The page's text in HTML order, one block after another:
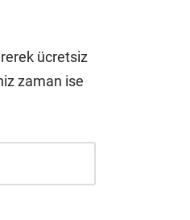
ücretsiz
zaman ise